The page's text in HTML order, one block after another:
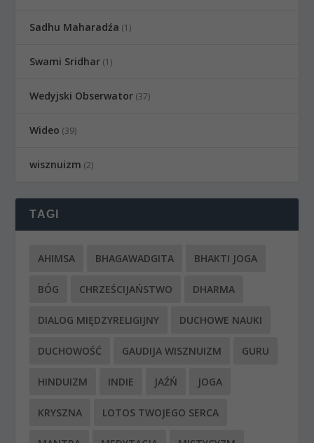
Sadhu Maharadźa (1)
Swami Sridhar (1)
Wedyjski Obserwator (37)
Wideo (39)
wisznuizm (2)
TAGI
AHIMSA BHAGAWADGITA BHAKTI JOGA
BÓG CHRZEŚCIJAŃSTWO DHARMA
DIALOG MIĘDZYRELIGIJNY DUCHOWE NAUKI
DUCHOWOŚĆ GAUDIJA WISZNUIZM GURU
HINDUIZM INDIE JAŹŃ JOGA
KRYSZNA LOTOS TWOJEGO SERCA